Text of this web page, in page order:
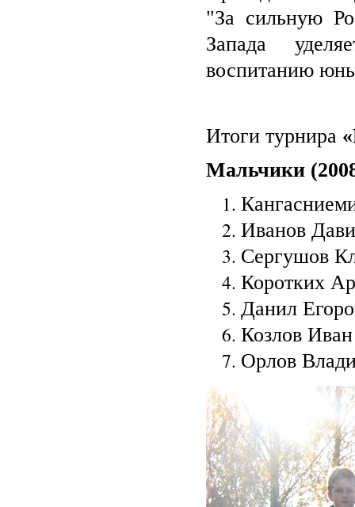
"За сильную
Запада
воспитанию
Итоги турнира
Мальчики
Иванов
Сергушов
Коротких
Данил
Козлов
Орлов